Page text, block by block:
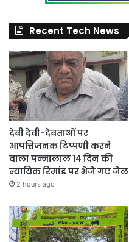
Recent Tech News
देवी देवी-देवताओं पर
आपत्तिजनक टिप्पणी करने
वाला पन्नालाल 14 दिन की
न्यायिक रिमांड पर भेजे गए जेल
2 hours ago